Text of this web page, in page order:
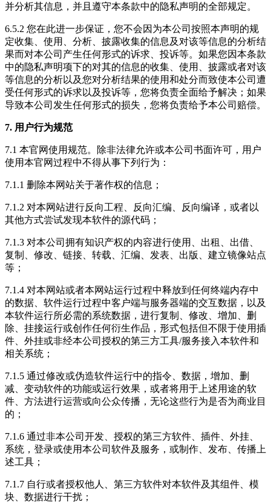
并分析其信息，并且遵守本条款中的隐私声明的全部规定。
6.5.2 您在此进一步保证，您不会因为本公司按照本声明的规
定收集、使用、分析、披露收集的信息及对该等信息的分析结
果而对本公司产生任何形式的诉求、投诉等。如果您因本条款
中的隐私声明项下的对其的信息的收集、使用、披露或者对该
等信息的分析以及您对分析结果的使用和处分而致使本公司遭
受任何形式的诉求以及投诉等，您将负责全面给予解决；如果
导致本公司发生任何形式的损失，您将负责给予本公司赔偿。
7. 用户行为规范
7.1 本官网使用规范。除非法律允许或本公司书面许可，用户
使用本官网过程中不得从事下列行为：
7.1.1 删除本网站关于著作权的信息；
7.1.2 对本网站进行反向工程、反向汇编、反向编译，或者以
其他方式尝试发现本软件的源代码；
7.1.3 对本公司拥有知识产权的内容进行使用、出租、出借、
复制、修改、链接、转载、汇编、发表、出版、建立镜像站点
等；
7.1.4 对本网站或者本网站运行过程中释放到任何终端内存中
的数据、软件运行过程中客户端与服务器端的交互数据，以及
本软件运行所必需的系统数据，进行复制、修改、增加、删
除、挂接运行或创作任何衍生作品，形式包括但不限于使用插
件、外挂或非经本公司授权的第三方工具/服务接入本软件和
相关系统；
7.1.5 通过修改或伪造软件运行中的指令、数据，增加、删
减、变动软件的功能或运行效果，或者将用于上述用途的软
件、方法进行运营或向公众传播，无论这些行为是否为商业目
的；
7.1.6 通过非本公司开发、授权的第三方软件、插件、外挂、
系统，登录或使用本公司软件及服务，或制作、发布、传播上
述工具；
7.1.7 自行或者授权他人、第三方软件对本软件及其组件、模
块、数据进行干扰；